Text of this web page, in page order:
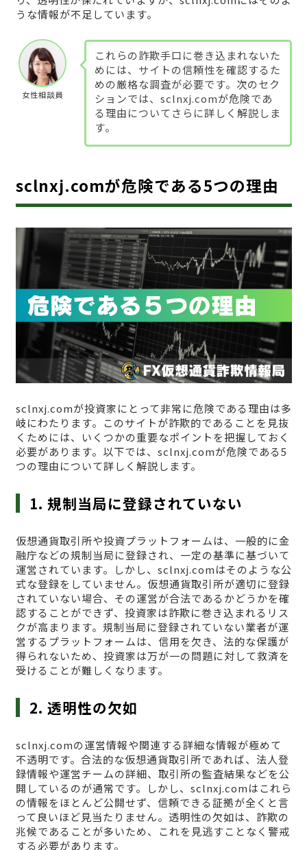
うな情報が不足しています。
女性相談員
これらの詐欺手口に巻き込まれないた
めには、サイトの信頼性を確認するた
めの厳格な調査が必要です。次のセク
ションでは、sclnxj.comが危険であ
る理由についてさらに詳しく解説しま
す。
sclnxj.comが危険である5つの理由
sclnxj.comが投資家にとって非常に危険である理由は多
岐にわたります。このサイトが詐欺的であることを見抜
くためには、いくつかの重要なポイントを把握しておく
必要があります。以下では、sclnxj.comが危険である5
つの理由について詳しく解説します。
1. 規制当局に登録されていない
仮想通貨取引所や投資プラットフォームは、一般的に金
融庁などの規制当局に登録され、一定の基準に基づいて
運営されています。しかし、sclnxj.comはそのような公
式な登録をしていません。仮想通貨取引所が適切に登録
されていない場合、その運営が合法であるかどうかを確
認することができず、投資家は詐欺に巻き込まれるリス
クが高まります。規制当局に登録されていない業者が運
営するプラットフォームは、信用を欠き、法的な保護が
得られないため、投資家は万が一の問題に対して救済を
受けることが難しくなります。
2. 透明性の欠如
sclnxj.comの運営情報や関連する詳細な情報が極めて
不透明です。合法的な仮想通貨取引所であれば、法人登
録情報や運営チームの詳細、取引所の監査結果などを公
開しているのが通常です。しかし、sclnxj.comはこれら
の情報をほとんど公開せず、信頼できる証拠が全くと言
って良いほど見当たりません。透明性の欠如は、詐欺の
兆候であることが多いため、これを見逃すことなく警戒
する必要があります。